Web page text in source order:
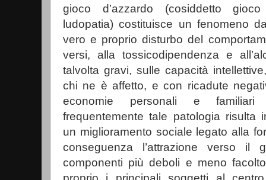
gioco d’azzardo (cosiddetto
ludopatia) costituisce un fenomeno
vero e proprio disturbo del
versi, alla tossicodipendenza e
talvolta gravi, sulle capacità
chi ne è affetto, e con ricadute
economie personali e familiari
frequentemente tale patologia risulta
un miglioramento sociale legato alla
conseguenza l’attrazione verso il
componenti più deboli e meno